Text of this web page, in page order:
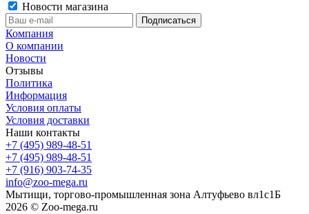
Новости магазина
Компания
О компании
Новости
Отзывы
Политика
Информация
Условия оплаты
Условия доставки
Наши контакты
+7 (495) 989-48-51
+7 (495) 989-48-51
+7 (916) 903-74-35
info@zoo-mega.ru
Мытищи, торгово-промышленная зона Алтуфьево вл1с1Б
2026 © Zoo-mega.ru